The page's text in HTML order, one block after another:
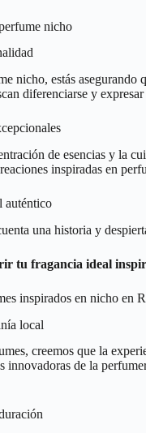
nicho
nicho, estás asegurando
diferenciarse y
de esencias y la
inspiradas en
auténtico
una historia y
tu fragancia ideal
inspirados en nicho en
local
creemos que la
innovadoras de la